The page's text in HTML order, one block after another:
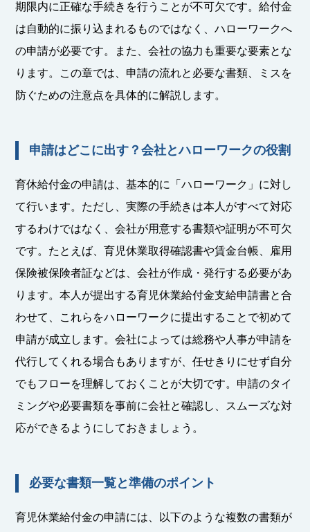
期限内に正確な手続きを行うことが不可欠です。給付金
は自動的に振り込まれるものではなく、ハローワークへ
の申請が必要です。また、会社の協力も重要な要素とな
ります。この章では、申請の流れと必要な書類、ミスを
防ぐための注意点を具体的に解説します。
申請はどこに出す？会社とハローワークの役割
育休給付金の申請は、基本的に「ハローワーク」に対し
て行います。ただし、実際の手続きは本人がすべて対応
するわけではなく、会社が用意する書類や証明が不可欠
です。たとえば、育児休業取得確認書や賃金台帳、雇用
保険被保険者証などは、会社が作成・発行する必要があ
ります。本人が提出する育児休業給付金支給申請書と合
わせて、これらをハローワークに提出することで初めて
申請が成立します。会社によっては総務や人事が申請を
代行してくれる場合もありますが、任せきりにせず自分
でもフローを理解しておくことが大切です。申請のタイ
ミングや必要書類を事前に会社と確認し、スムーズな対
応ができるようにしておきましょう。
必要な書類一覧と準備のポイント
育児休業給付金の申請には、以下のような複数の書類が